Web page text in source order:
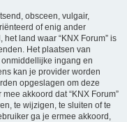
obsceen, vulgair,
of enig ander
land waar “KNX Forum” is
Het plaatsen van
ingang en
kan je provider worden
opgeslagen om deze
akkoord dat “KNX Forum”
te wijzigen, te sluiten of te
ga je ermee akkoord,